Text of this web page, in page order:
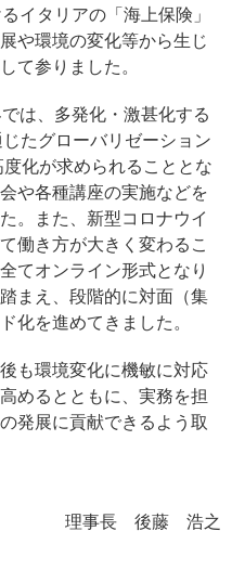
イタリアの「海上保険」
や環境の変化等から生じ
て参りました。
は、多発化・激甚化する
たグローバリゼーション
化が求められることとな
や各種講座の実施などを
。また、新型コロナウイ
働き方が大きく変わるこ
てオンライン形式となり
まえ、段階的に対面（集
化を進めてきました。
も環境変化に機敏に対応
めるとともに、実務を担
発展に貢献できるよう取
理事長 後藤 浩之